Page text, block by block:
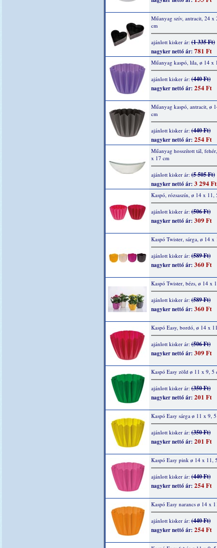
Műanyag szív, antracit, 24 x
cm
ajánlott kisker ár:(1 335 Ft)
nagyker nettó ár: 781 Ft
Műanyag kaspó, lila, ø 14 x
ajánlott kisker ár:(440 Ft)
nagyker nettó ár: 254 Ft
Műanyag kaspó, antracit, ø
cm
ajánlott kisker ár:(440 Ft)
nagyker nettó ár: 254 Ft
Műanyag hosszított tál,
x 17 cm
ajánlott kisker ár:(5 505 Ft)
nagyker nettó ár: 3 294 Ft
Kaspó, rózsaszín, ø 14 x 11,
ajánlott kisker ár:(506 Ft)
nagyker nettó ár: 309 Ft
Kaspó Twister, sárga, ø 14 x
ajánlott kisker ár:(589 Ft)
nagyker nettó ár: 360 Ft
Kaspó Twister, bézs, ø 14 x
ajánlott kisker ár:(589 Ft)
nagyker nettó ár: 360 Ft
Kaspó Easy, bordó, ø 14 x
ajánlott kisker ár:(506 Ft)
nagyker nettó ár: 309 Ft
Kaspó Easy zöld ø 11 x 9, 5
ajánlott kisker ár:(350 Ft)
nagyker nettó ár: 201 Ft
Kaspó Easy sárga ø 11 x 9,
ajánlott kisker ár:(350 Ft)
nagyker nettó ár: 201 Ft
Kaspó Easy pink ø 14 x 11,
ajánlott kisker ár:(440 Ft)
nagyker nettó ár: 254 Ft
Kaspó Easy narancs ø 14 x
ajánlott kisker ár:(440 Ft)
nagyker nettó ár: 254 Ft